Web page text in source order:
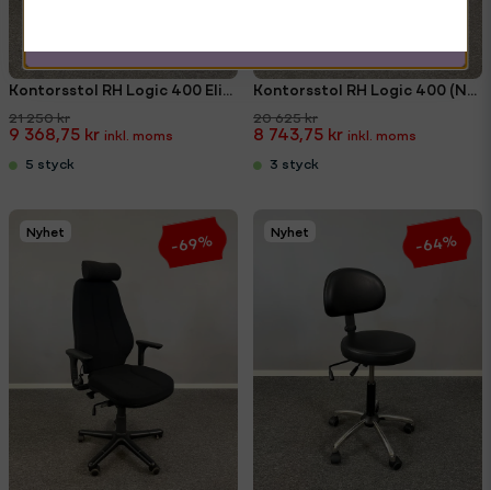
Kontorsstol RH Logic 400 Elite (Ny klädsel)
21 250 kr
9 368,75 kr
5 styck
Kontorsstol RH Logic 400 (Ny klädsel)
20 625 kr
8 743,75 kr
3 styck
Nyhet -69% Nyhet -64%